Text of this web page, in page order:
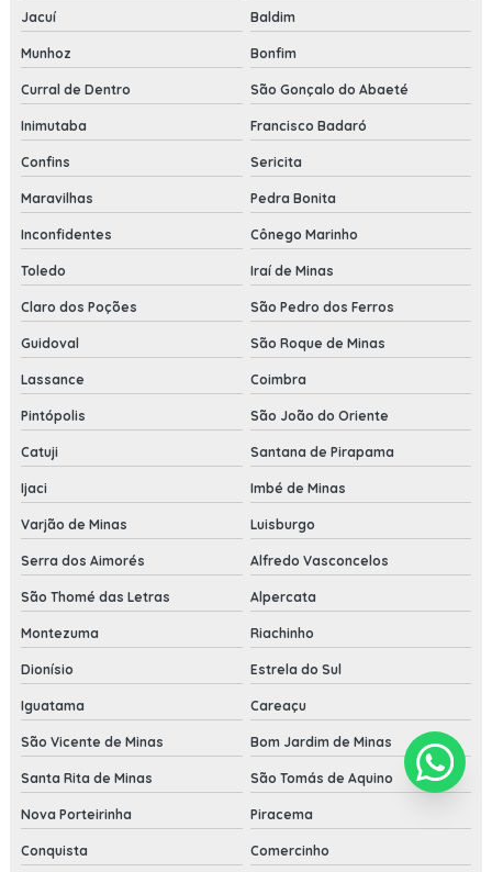
Jacuí Baldim
Munhoz Bonfim
Curral de Dentro São Gonçalo do Abaeté
Inimutaba Francisco Badaró
Confins Sericita
Maravilhas Pedra Bonita
Inconfidentes Cônego Marinho
Toledo Iraí de Minas
Claro dos Poções São Pedro dos Ferros
Guidoval São Roque de Minas
Lassance Coimbra
Pintópolis São João do Oriente
Catuji Santana de Pirapama
Ijaci Imbé de Minas
Varjão de Minas Luisburgo
Serra dos Aimorés Alfredo Vasconcelos
São Thomé das Letras Alpercata
Montezuma Riachinho
Dionísio Estrela do Sul
Iguatama Careaçu
São Vicente de Minas Bom Jardim de Minas
Santa Rita de Minas São Tomás de Aquino
Nova Porteirinha Piracema
Conquista Comercinho